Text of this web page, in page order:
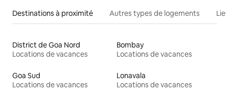
Destinations à proximité Autres types de logements
District de Goa Nord
Locations de vacances
Bombay
Locations de vacances
Goa Sud
Locations de vacances
Lonavala
Locations de vacances